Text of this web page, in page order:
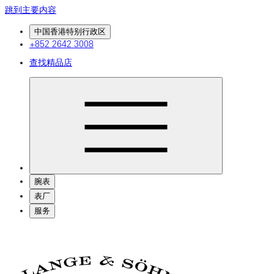
跳到主要内容
中国香港特别行政区
+852 2642 3008
查找精品店
腕表
表厂
服务